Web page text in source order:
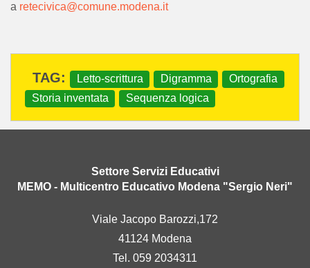
a retecivica@comune.modena.it
archiviato sotto:
Letto-scrittura Digramma
Ortografia
Storia inventata
Sequenza logica
Settore Servizi Educativi
MEMO - Multicentro Educativo Modena "Sergio Neri"
Viale Jacopo Barozzi,172
41124 Modena
Tel. 059 2034311